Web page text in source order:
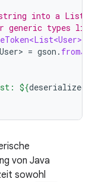
into a
generic types
= gson .
${
von Java
sowohl